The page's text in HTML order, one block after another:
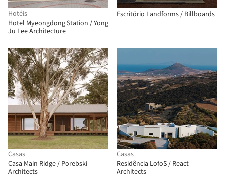
Hotéis
Hotel Myeongdong Station / Yong
Ju Lee Architecture
Escritório Landforms / Billboards
Casas
Casa Main Ridge / Porebski
Architects
Casas
Residência LofoS / React
Architects